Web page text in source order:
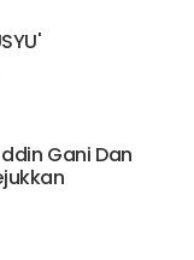
Gani Dan